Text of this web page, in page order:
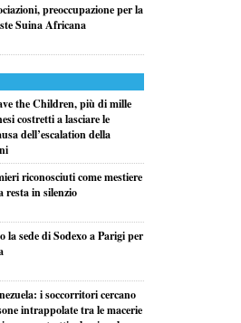
preoccupazione per la
Suina Africana
the Children, più di mille
costretti a lasciare le
dell’escalation della
riconosciuti come mestiere
resta in silenzio
la sede di Sodexo a Parigi per
i soccorritori cercano
intrappolate tra le macerie